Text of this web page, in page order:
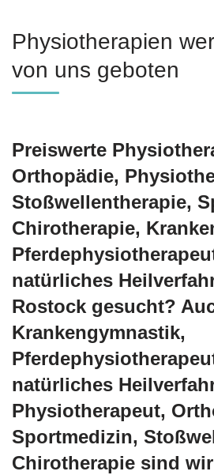
Physiotherapien
von uns geboten
Preiswerte
Orthopädie,
Stoßwellentherapie,
Chirotherapie,
natürliches
Rostock gesucht?
Krankengymnastik,
natürliches
Physiotherapeut,
Sportmedizin,
Chirotherapie sind